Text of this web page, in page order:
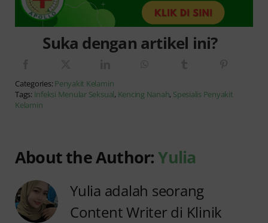
Suka dengan artikel ini?
Categories: Penyakit Kelamin
Tags: Infeksi Menular Seksual, Kencing Nanah, Spesialis Penyakit
Kelamin
About the Author:Yulia
Yulia adalah seorang
Content Writer di Klinik